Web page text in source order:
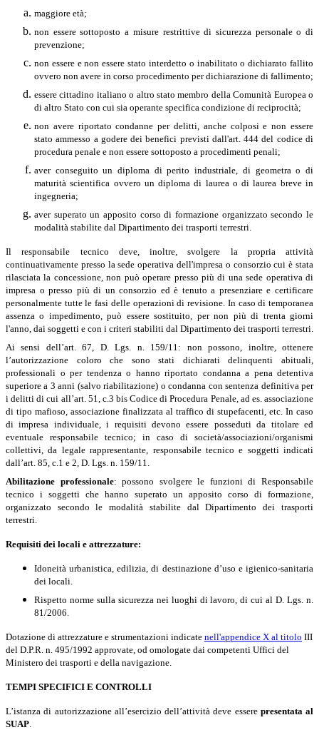
maggiore età;
non essere sottoposto a misure restrittive di sicurezza personale o di
prevenzione;
non essere e non essere stato interdetto o inabilitato o dichiarato fallito
ovvero non avere in corso procedimento per dichiarazione di fallimento;
essere cittadino italiano o altro stato membro della Comunità Europea o
di altro Stato con cui sia operante specifica condizione di reciprocità;
non avere riportato condanne per delitti, anche colposi e non essere
stato ammesso a godere dei benefici previsti dall'art. 444 del codice di
procedura penale e non essere sottoposto a procedimenti penali;
aver conseguito un diploma di perito industriale, di geometra o di
maturità scientifica ovvero un diploma di laurea o di laurea breve in
ingegneria;
aver superato un apposito corso di formazione organizzato secondo le
modalità stabilite dal Dipartimento dei trasporti terrestri.
Il responsabile tecnico deve, inoltre, svolgere la propria attività
continuativamente presso la sede operativa dell'impresa o consorzio cui è stata
rilasciata la concessione, non può operare presso più di una sede operativa di
impresa o presso più di un consorzio ed è tenuto a presenziare e certificare
personalmente tutte le fasi delle operazioni di revisione. In caso di temporanea
assenza o impedimento, può essere sostituito, per non più di trenta giorni
l'anno, dai soggetti e con i criteri stabiliti dal Dipartimento dei trasporti terrestri.
Ai sensi dell’art. 67, D. Lgs. n. 159/11: non possono, inoltre, ottenere
l’autorizzazione coloro che sono stati dichiarati delinquenti abituali,
professionali o per tendenza o hanno riportato condanna a pena detentiva
superiore a 3 anni (salvo riabilitazione) o condanna con sentenza definitiva per
i delitti di cui all’art. 51, c.3 bis Codice di Procedura Penale, ad es. associazione
di tipo mafioso, associazione finalizzata al traffico di stupefacenti, etc. In caso
di impresa individuale, i requisiti devono essere posseduti da titolare ed
eventuale responsabile tecnico; in caso di società/associazioni/organismi
collettivi, da legale rappresentante, responsabile tecnico e soggetti indicati
dall’art. 85, c.1 e 2, D. Lgs. n. 159/11.
Abilitazione professionale: possono svolgere le funzioni di Responsabile
tecnico i soggetti che hanno superato un apposito corso di formazione,
organizzato secondo le modalità stabilite dal Dipartimento dei trasporti
terrestri.
Requisiti dei locali e attrezzature:
Idoneità urbanistica, edilizia, di destinazione d’uso e igienico-sanitaria
dei locali.
Rispetto norme sulla sicurezza nei luoghi di lavoro, di cui al D. Lgs. n.
81/2006.
Dotazione di attrezzature e strumentazioni indicate nell'appendice X al titolo III
del D.P.R. n. 495/1992 approvate, od omologate dai competenti Uffici del
Ministero dei trasporti e della navigazione.
TEMPI SPECIFICI E CONTROLLI
L’istanza di autorizzazione all’esercizio dell’attività deve essere presentata al
SUAP